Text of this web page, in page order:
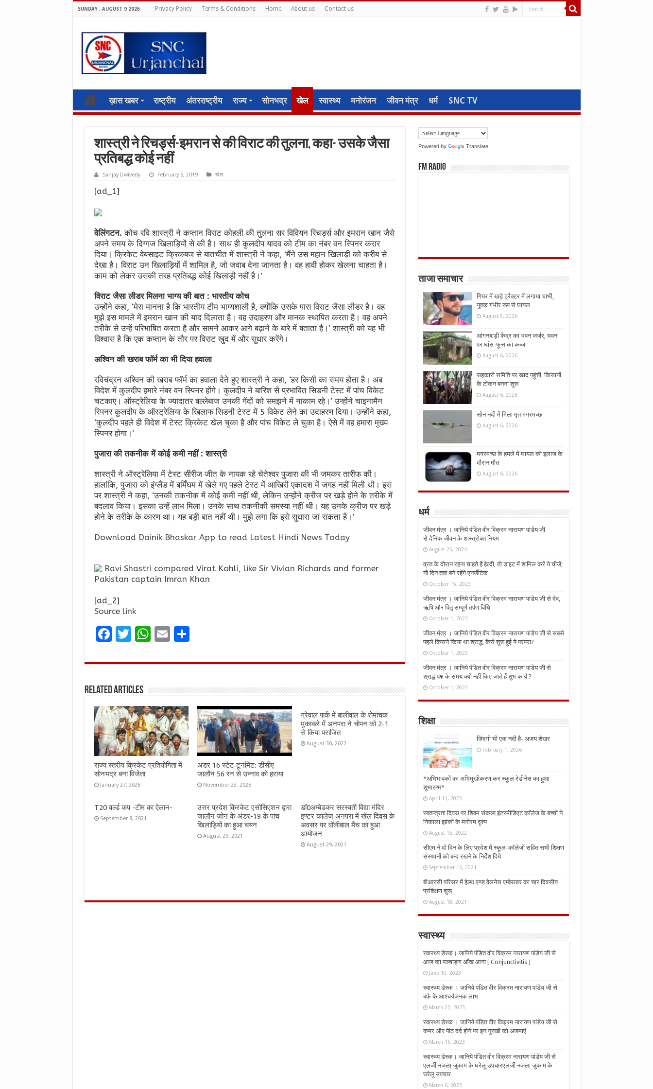
SUNDAY , AUGUST 9 2026 Privacy Policy Terms & Conditions Home About us Contact us
ख़ास खबर राष्ट्रीय अंतरराष्ट्रीय राज्य सोनभद्र खेल स्वास्थ्य मनोरंजन जीवन मंत्र धर्म SNC TV
शास्त्री ने रिचर्ड्स-इमरान से की विराट की तुलना, कहा- उसके जैसा
प्रतिबद्ध कोई नहीं
Sanjay Dwivedy February 5, 2019 खेल
[ad_1]
वेलिंगटन.कोच रवि शास्त्री ने कप्तान विराट कोहली की तुलना सर विवियन रिचर्ड्स और इमरान खान जैसे
अपने समय के दिग्गज खिलाड़ियों से की है। साथ ही कुलदीप यादव को टीम का नंबर वन स्पिनर करार
दिया। क्रिकेट वेबसाइट क्रिकबज से बातचीत में शास्त्री ने कहा, ‘मैंने उस महान खिलाड़ी को करीब से
देखा है। विराट उन खिलाड़ियों में शामिल है, जो जवाब देना जानता है। वह हावी होकर खेलना चाहता है।
काम को लेकर उसकी तरह प्रतिबद्ध कोई खिलाड़ी नहीं है।’
विराट जैसा लीडर मिलना भाग्य की बात : भारतीय कोच
उन्होंने कहा, ‘मेरा मानना है कि भारतीय टीम भाग्यशाली है, क्योंकि उसके पास विराट जैसा लीडर है। वह
मुझे इस मामले में इमरान खान की याद दिलाता है। वह उदाहरण और मानक स्थापित करता है। वह अपने
तरीके से उन्हें परिभाषित करता है और सामने आकर आगे बढ़ाने के बारे में बताता है।’ शास्त्री को यह भी
विश्वास है कि एक कप्तान के तौर पर विराट खुद में और सुधार करेंगे।
अश्विन की खराब फॉर्म का भी दिया हवाला
रविचंद्रन अश्विन की खराब फॉर्म का हवाला देते हुए शास्त्री ने कहा, ‘हर किसी का समय होता है। अब
विदेश में कुलदीप हमारे नंबर वन स्पिनर होंगे। कुलदीप ने बारिश से प्रभावित सिडनी टेस्ट में पांच विकेट
चटकाए। ऑस्ट्रेलिया के ज्यादातर बल्लेबाज उनकी गेंदों को समझने में नाकाम रहे।’ उन्होंने चाइनामैन
स्पिनर कुलदीप के ऑस्ट्रेलिया के खिलाफ सिडनी टेस्ट में 5 विकेट लेने का उदाहरण दिया। उन्होंने कहा,
‘कुलदीप पहले ही विदेश में टेस्ट क्रिकेट खेल चुका है और पांच विकेट ले चुका है। ऐसे में वह हमारा मुख्य
स्पिनर होगा।’
पुजारा की तकनीक में कोई कमी नहीं : शास्त्री
शास्त्री ने ऑस्ट्रेलिया में टेस्ट सीरीज जीत के नायक रहे चेतेश्वर पुजारा की भी जमकर तारीफ की।
हालांकि, पुजारा को इंग्लैंड में बर्मिंघम में खेले गए पहले टेस्ट में आखिरी एकादश में जगह नहीं मिली थी। इस
पर शास्त्री ने कहा, ‘उनकी तकनीक में कोई कमी नहीं थी, लेकिन उन्होंने क्रीज पर खड़े होने के तरीके में
बदलाव किया। इसका उन्हें लाभ मिला। उनके साथ तकनीकी समस्या नहीं थी। यह उनके क्रीज पर खड़े
होने के तरीके के कारण था। यह बड़ी बात नहीं थी। मुझे लगा कि इसे सुधारा जा सकता है।’
Download Dainik Bhaskar App to read Latest Hindi News Today
Ravi Shastri compared Virat Kohli, like Sir Vivian Richards and former
Pakistan captain Imran Khan
[ad_2]
Source link
F
ce
o
o
k
T
it
r
W
at
A
p
p
E
ai
S
ar
Related Articles
राज्य स्तरीय क्रिकेट प्रतियोगिता में
सोनभद्र बना विजेता
January 27, 2026
अंडर 16 स्टेट टूर्नामेंट: डीसीए
जालौन 56 रन से उन्नाव को हराया
November 23, 2025
ग्रेवाल पार्क में बालीवाल के रोमांचक
मुकाबले में अनपरा ने चोपन को 2-1
से किया पराजित
August 30, 2022
T20 वर्ल्ड कप -टीम का ऐलान-
September 8, 2021
उत्तर प्रदेश क्रिकेट एसोसिएशन द्वारा
जालौन जोन के अंडर-19 के पांच
खिलाड़ियों का हुआ चयन
August 29, 2021
डॉ0अम्बेडकर सरस्वती विद्या मंदिर
इण्टर कालेज अनपरा में खेल दिवस के
अवसर पर वॉलीबाल मैच का हुआ
आयोजन
August 29, 2021
Powered by Translate
FM Radio
ताजा समाचार
गियर में खड़े ट्रैक्टर में लगाया चाभी,
युवक गंभीर रूप से घायल
August 9, 2026
आंगनबाड़ी केंद्र का भवन जर्जर, भवन
पर घांस-फूस का कब्जा
August 6, 2026
सहकारी समिति पर खाद पहुंची, किसानों
के टोकन बनना शुरू
August 6, 2026
सोन नदी में मिला मृत मगरमच्छ
August 6, 2026
मगरमच्छ के हमले में घायल की इलाज के
दौरान मौत
August 6, 2026
धर्म
जीवन मंत्र । जानिये पंडित वीर विक्रम नारायण पांडेय जी
से दैनिक जीवन के शास्त्रोक्त नियम
August 25, 2024
व्रत के दौरान रहना चाहते हैं हेल्दी, तो डाइट में शामिल करें ये चीजें;
नौ दिन तक बने रहेंगे एनर्जेटिक
October 15, 2023
जीवन मंत्र । जानिये पंडित वीर विक्रम नारायण पांडेय जी से देव,
ऋषि और पितृ सम्पूर्ण तर्पण विधि
October 1, 2023
जीवन मंत्र । जानिये पंडित वीर विक्रम नारायण पांडेय जी से सबसे
पहले किसने किया था श्राद्ध, कैसे शुरू हुई ये परंपरा?
October 1, 2023
जीवन मंत्र । जानिये पंडित वीर विक्रम नारायण पांडेय जी से
श्राद्ध पक्ष के समय क्यों नहीं किए जाते हैं शुभ कार्य ?
October 1, 2023
शिक्षा
ज़िंदगी भी एक नदी है- अजय शेखर
February 1, 2026
*अभिभावकों का अभिमुखीकरण कर स्कूल रेडीनेस का हुआ
शुभारम्भ*
April 11, 2023
स्वतन्त्रता दिवस पर शिवम संकल्प इंटरमीडिएट कॉलेज के बच्चों ने
निकाला झांकी के मनोरम दृश्य
August 15, 2022
सीएम ने दो दिन के लिए प्रदेश में स्कूल-कॉलेजों सहित सभी शिक्षण
संस्थानों को बन्द रखने के निर्देश दिये
September 16, 2021
बीआरसी परिसर में हेल्थ एण्ड वेलनेस एम्बेसडर का चार दिवसीय
प्रशिक्षण शुरू
August 18, 2021
स्वास्थ्य
स्वास्थ्य डेस्क। जानिये पंडित वीर विक्रम नारायण पांडेय जी से
आज का पञ्चाङ्ग आँख आना [ Conjunctivitis ]
June 10, 2023
स्वास्थ्य डेस्क । जानिये पंडित वीर विक्रम नारायण पांडेय जी से
बर्फ के आश्चर्यजनक लाभ
March 22, 2023
स्वास्थ्य डेस्क । जानिये पंडित वीर विक्रम नारायण पांडेय जी से
कमर और पीठ दर्द होने पर इन नुस्‍खों को अजमाएं
March 15, 2023
स्वास्थ्य डेस्क। जानिये पंडित वीर विक्रम नारायण पांडेय जी से
एलर्जी नजला जुकाम के घरेलू उपचारएलर्जी नजला जुकाम के
घरेलू उपचार
March 6, 2023